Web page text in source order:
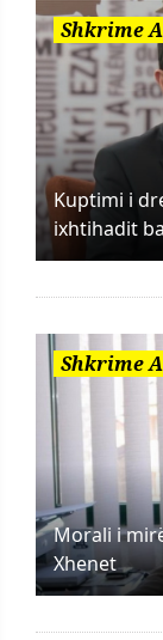
Shkrime
Kuptimi i
ixhtihadit
Shkrime
Morali i
Xhenet